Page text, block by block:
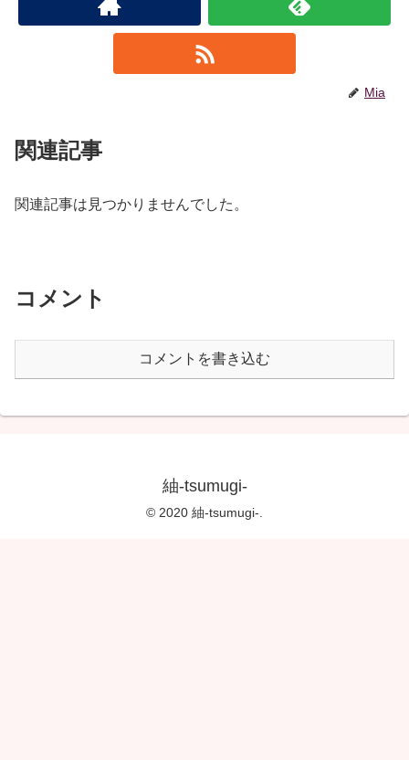
Mia
関連記事
関連記事は見つかりませんでした。
コメント
コメントを書き込む
紬-tsumugi-
© 2020 紬-tsumugi-.